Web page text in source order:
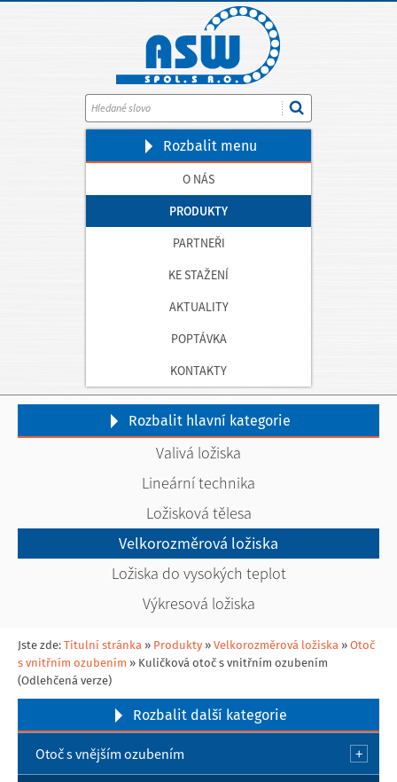
Rozbalit menu
O NÁS
PRODUKTY
PARTNEŘI
KE STAŽENÍ
AKTUALITY
POPTÁVKA
KONTAKTY
Rozbalit hlavní kategorie
Valivá ložiska
Lineární technika
Ložisková tělesa
Velkorozměrová ložiska
Ložiska do vysokých teplot
Výkresová ložiska
Jste zde: Titulní stránka » Produkty » Velkorozměrová ložiska » Otoč
s vnitřním ozubením » Kuličková otoč s vnitřním ozubením
(Odlehčená verze)
Rozbalit další kategorie
Otoč s vnějším ozubením